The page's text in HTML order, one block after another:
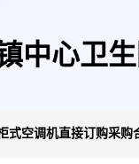
中心卫
式空调机直接订购采购